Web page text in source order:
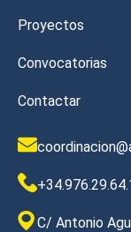
Proyectos
Convocatorias
Contactar
C/ Antonio